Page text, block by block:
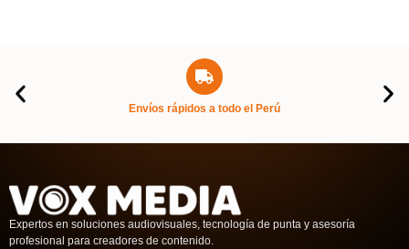
Envíos rápidos a todo el Perú
Expertos en soluciones audiovisuales, tecnología de punta y asesoría
profesional para creadores de contenido.